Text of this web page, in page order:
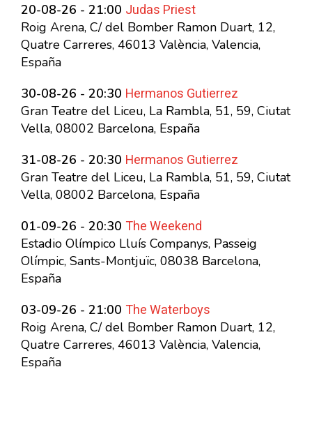
20-08-26 - 21:00 Judas Priest
Roig Arena, C/ del Bomber Ramon Duart, 12,
Quatre Carreres, 46013 València, Valencia,
España
30-08-26 - 20:30 Hermanos Gutierrez
Gran Teatre del Liceu, La Rambla, 51, 59, Ciutat
Vella, 08002 Barcelona, España
31-08-26 - 20:30 Hermanos Gutierrez
Gran Teatre del Liceu, La Rambla, 51, 59, Ciutat
Vella, 08002 Barcelona, España
01-09-26 - 20:30 The Weekend
Estadio Olímpico Lluís Companys, Passeig
Olímpic, Sants-Montjuïc, 08038 Barcelona,
España
03-09-26 - 21:00 The Waterboys
Roig Arena, C/ del Bomber Ramon Duart, 12,
Quatre Carreres, 46013 València, Valencia,
España